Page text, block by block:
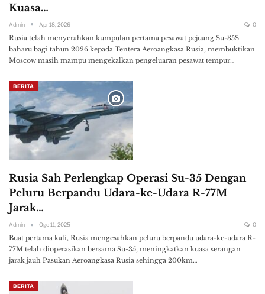
Kuasa…
Admin Apr 18, 2026 0
Rusia telah menyerahkan kumpulan pertama pesawat pejuang Su-35S
baharu bagi tahun 2026 kepada Tentera Aeroangkasa Rusia, membuktikan
Moscow masih mampu mengekalkan pengeluaran pesawat tempur…
BERITA
Rusia Sah Perlengkap Operasi Su-35 Dengan
Peluru Berpandu Udara-ke-Udara R-77M
Jarak…
Admin Ogo 11, 2025 0
Buat pertama kali, Rusia mengesahkan peluru berpandu udara-ke-udara R-
77M telah dioperasikan bersama Su-35, meningkatkan kuasa serangan
jarak jauh Pasukan Aeroangkasa Rusia sehingga 200km…
BERITA